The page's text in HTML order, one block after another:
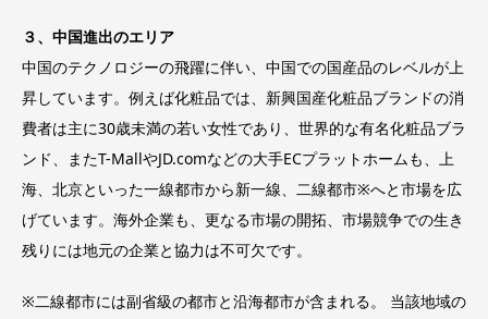
３、中国進出のエリア
中国のテクノロジーの飛躍に伴い、中国での国産品のレベルが上
昇しています。例えば化粧品では、新興国産化粧品ブランドの消
費者は主に30歳未満の若い女性であり、世界的な有名化粧品ブラ
ンド、またT-MallやJD.comなどの大手ECプラットホームも、上
海、北京といった一線都市から新一線、二線都市※へと市場を広
げています。海外企業も、更なる市場の開拓、市場競争での生き
残りには地元の企業と協力は不可欠です。
※二線都市には副省級の都市と沿海都市が含まれる。 当該地域の